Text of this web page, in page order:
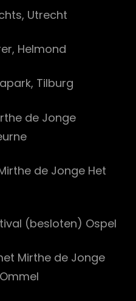
Utrecht
Helmond
Tilburg
de Jonge
de Jonge Het
(besloten) Ospel
Mirthe de Jonge